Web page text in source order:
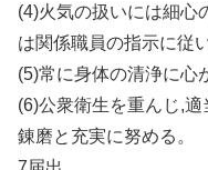
(4)火気の扱いには細心
は関係職員の指示に従
(5)常に身体の清浄に心
(6)公衆衛生を重んじ,
錬磨と充実に努める。